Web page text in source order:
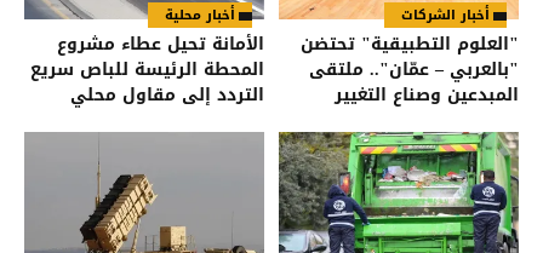
أخبار الشركات
"العلوم التطبيقية" تحتضن
"بالعربي – عمّان".. ملتقى
المبدعين وصناع التغيير
أخبار محلية
الأمانة تحيل عطاء مشروع
المحطة الرئيسة للباص سريع
التردد إلى مقاول محلي